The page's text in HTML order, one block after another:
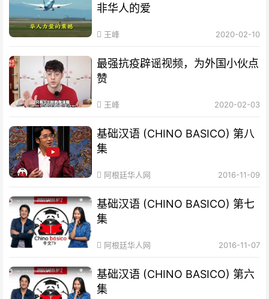
非华人的爱
王峰 2020-02-10
最强抗疫辟谣视频，为外国小伙点
赞
王峰 2020-02-03
基础汉语 (CHINO BASICO) 第八
集
阿根廷华人网 2016-11-09
基础汉语 (CHINO BASICO) 第七
集
阿根廷华人网 2016-11-07
基础汉语 (CHINO BASICO) 第六
集